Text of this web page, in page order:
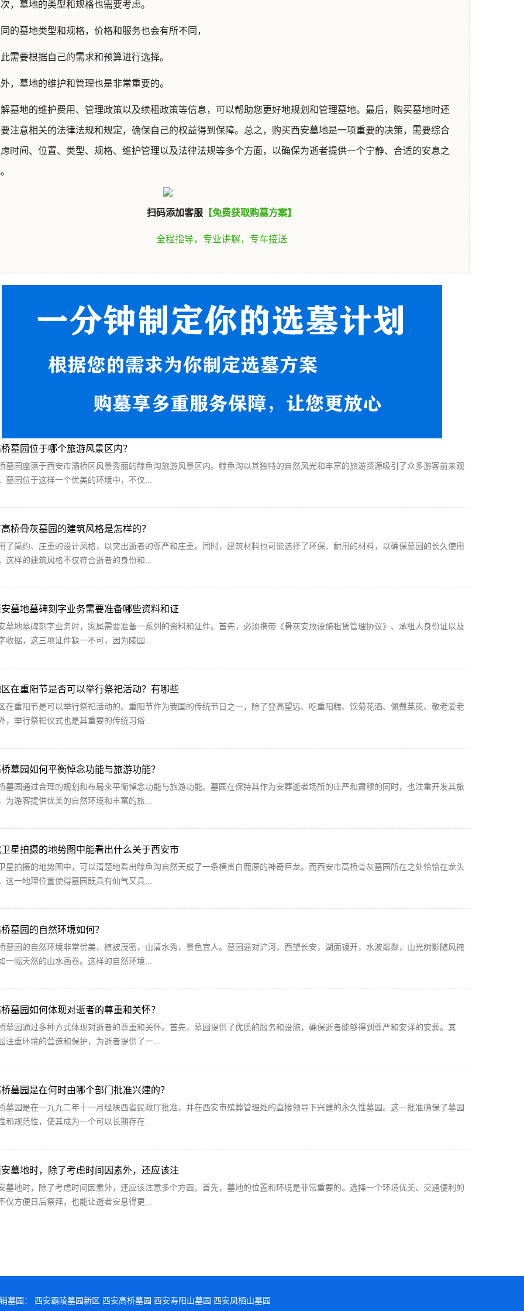
1
，墓地的类型和规格也需要考虑。
的墓地类型和规格，价格和服务也会有所不同，
此需要根据自己的需求和预算进行选择。
，墓地的维护和管理也是非常重要的。
墓地的维护费用、管理政策以及续租政策等信息，可以帮助您更好地规划和管理墓地。最后，购买墓地时还
注意相关的法律法规和规定，确保自己的权益得到保障。总之，购买西安墓地是一项重要的决策，需要综合
时间、位置、类型、规格、维护管理以及法律法规等多个方面，以确保为逝者提供一个宁静、合适的安息之
扫码添加客服 【免费获取购墓方案】
全程指导，专业讲解，专车接送
墓园位于哪个旅游风景区内？
墓园座落于西安市灞桥区风景秀丽的鲸鱼沟旅游风景区内。鲸鱼沟以其独特的自然风光和丰富的旅游资源吸引了众多游客前来观
墓园位于这样一个优美的环境中，不仅...
桥骨灰墓园的建筑风格是怎样的？
了简约、庄重的设计风格，以突出逝者的尊严和庄重。同时，建筑材料也可能选择了环保、耐用的材料，以确保墓园的长久使用
这样的建筑风格不仅符合逝者的身份和...
墓地墓碑刻字业务需要准备哪些资料和证
墓地墓碑刻字业务时，家属需要准备一系列的资料和证件。首先，必须携带《骨灰安放设施租赁管理协议》、承租人身份证以及
收据，这三项证件缺一不可，因为陵园...
在重阳节是否可以举行祭祀活动？有哪些
在重阳节是可以举行祭祀活动的。重阳节作为我国的传统节日之一，除了登高望远、吃重阳糕、饮菊花酒、佩戴茱萸、敬老爱老
，举行祭祀仪式也是其重要的传统习俗...
墓园如何平衡悼念功能与旅游功能？
墓园通过合理的规划和布局来平衡悼念功能与旅游功能。墓园在保持其作为安葬逝者场所的庄严和肃穆的同时，也注重开发其旅
为游客提供优美的自然环境和丰富的旅...
卫星拍摄的地势图中能看出什么关于西安市
星拍摄的地势图中，可以清楚地看出鲸鱼沟自然天成了一条横贯白鹿原的神奇巨龙。而西安市高桥骨灰墓园所在之处恰恰在龙头
这一地理位置使得墓园既具有仙气又具...
墓园的自然环境如何？
墓园的自然环境非常优美，植被茂密，山清水秀，景色宜人。墓园遥对浐河，西望长安，湖面镜开，水波粼粼，山光树影随风掩
一幅天然的山水画卷。这样的自然环境...
墓园如何体现对逝者的尊重和关怀？
墓园通过多种方式体现对逝者的尊重和关怀。首先，墓园提供了优质的服务和设施，确保逝者能够得到尊严和安详的安葬。其
注重环境的营造和保护，为逝者提供了一...
墓园是在何时由哪个部门批准兴建的？
墓园是在一九九二年十一月经陕西省民政厅批准，并在西安市殡葬管理处的直接领导下兴建的永久性墓园。这一批准确保了墓园
和规范性，使其成为一个可以长期存在...
墓地时，除了考虑时间因素外，还应该注
墓地时，除了考虑时间因素外，还应该注意多个方面。首先，墓地的位置和环境是非常重要的。选择一个环境优美、交通便利的
仅方便日后祭拜，也能让逝者安息得更...
墓园： 西安霸陵墓园新区 西安高桥墓园 西安寿阳山墓园 西安凤栖山墓园